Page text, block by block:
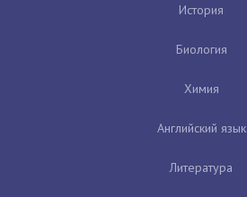
История
Биология
Химия
Английский язык
Литература